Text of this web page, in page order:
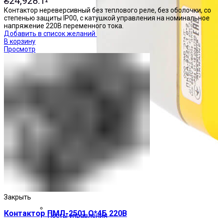
Посты управления
Контактор нереверсивный без теплового реле, без оболочки, со
степенью защиты IP00, с катушкой управления на номинальное
напряжение 220В переменного тока.
Добавить в список желаний
В корзину
Просмотр
Закрыть
Контактор ПМЛ-2501 О*4Б 220В